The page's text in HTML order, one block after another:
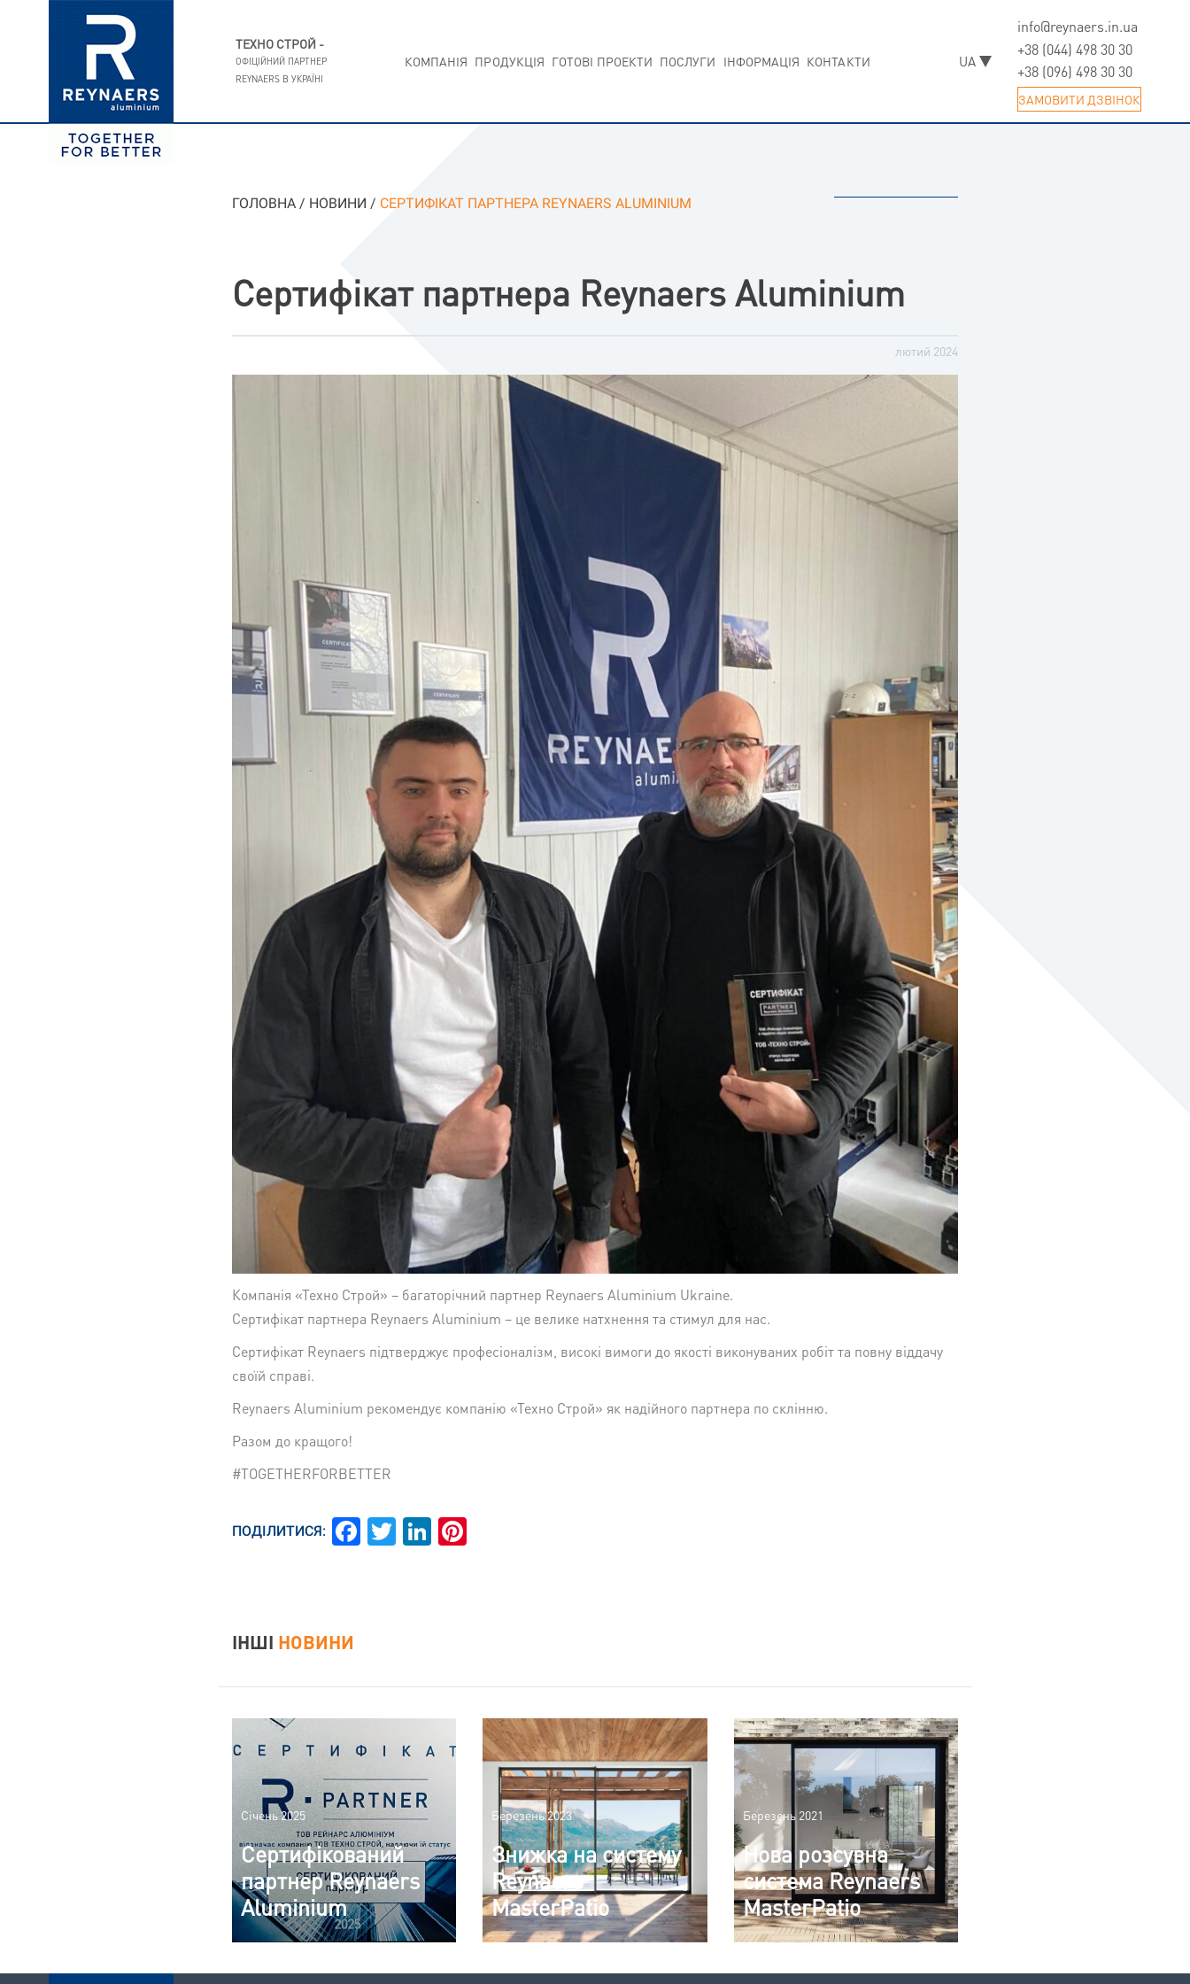
ТЕХНО СТРОЙ -
ОФІЦІЙНИЙ ПАРТНЕР
REYNAERS В УКРАЇНI
КОМПАНIЯ ПРОДУКЦIЯ ГОТОВI ПРОЕКТИ ПОСЛУГИ IНФОРМАЦIЯ КОНТАКТИ
content
info@reynaers.in.ua
+38 (044) 498 30 30
+38 (096) 498 30 30
ЗАМОВИТИ ДЗВIНОК
ГОЛОВНА / НОВИНИ / СЕРТИФІКАТ ПАРТНЕРА REYNAERS ALUMINIUM
Сертифікат партнера Reynaers Aluminium
лютий 2024
Компанія «Техно Строй» – багаторічний партнер Reynaers Aluminium Ukraine.
Сертифікат партнера Reynaers Aluminium – це велике натхнення та стимул для нас.
Сертифікат Reynaers підтверджує професіоналізм, високі вимоги до якості виконуваних робіт та повну віддачу
своїй справі.
Reynaers Aluminium рекомендує компанію «Техно Строй» як надійного партнера по склінню.
Разом до кращого!
#TOGETHERFORBETTER
ПОДІЛИТИСЯ: Facebook
TwitterLinkedIn
ІНШІ НОВИНИ
Січень 2025
Сертифікований
партнер Reynaers
Aluminium
Березень 2023
Знижка на систему
Reynaers
MasterPatio
Березень 2021
Нова розсувна
система Reynaers
MasterPatio